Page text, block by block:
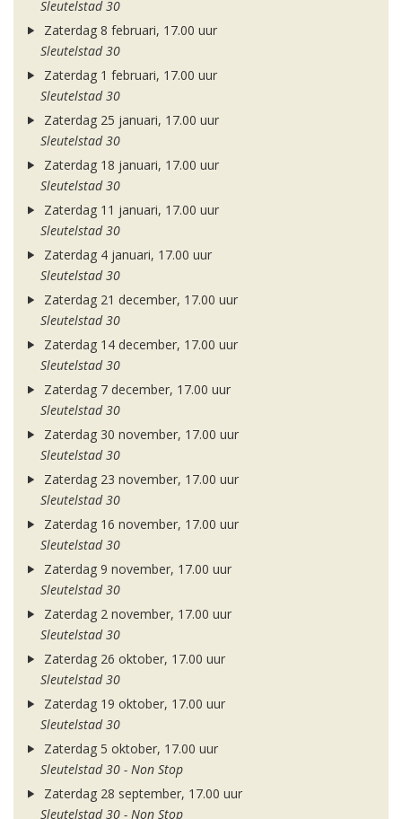
Sleutelstad 30
Zaterdag 8 februari, 17.00 uur
Sleutelstad 30
Zaterdag 1 februari, 17.00 uur
Sleutelstad 30
Zaterdag 25 januari, 17.00 uur
Sleutelstad 30
Zaterdag 18 januari, 17.00 uur
Sleutelstad 30
Zaterdag 11 januari, 17.00 uur
Sleutelstad 30
Zaterdag 4 januari, 17.00 uur
Sleutelstad 30
Zaterdag 21 december, 17.00 uur
Sleutelstad 30
Zaterdag 14 december, 17.00 uur
Sleutelstad 30
Zaterdag 7 december, 17.00 uur
Sleutelstad 30
Zaterdag 30 november, 17.00 uur
Sleutelstad 30
Zaterdag 23 november, 17.00 uur
Sleutelstad 30
Zaterdag 16 november, 17.00 uur
Sleutelstad 30
Zaterdag 9 november, 17.00 uur
Sleutelstad 30
Zaterdag 2 november, 17.00 uur
Sleutelstad 30
Zaterdag 26 oktober, 17.00 uur
Sleutelstad 30
Zaterdag 19 oktober, 17.00 uur
Sleutelstad 30
Zaterdag 5 oktober, 17.00 uur
Sleutelstad 30 - Non Stop
Zaterdag 28 september, 17.00 uur
Sleutelstad 30 - Non Stop